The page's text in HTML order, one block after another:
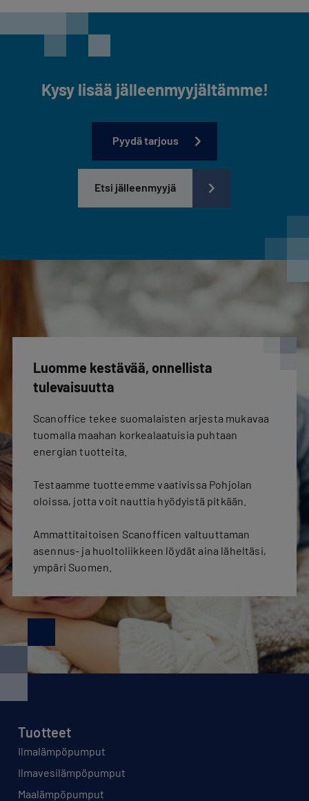
Kysy lisää jälleenmyyjältämme!
Pyydä tarjous
Etsi jälleenmyyjä
Luomme kestävää, onnellista
tulevaisuutta
Scanoffice tekee suomalaisten arjesta mukavaa
tuomalla maahan korkealaatuisia puhtaan
energian tuotteita.
Testaamme tuotteemme vaativissa Pohjolan
oloissa, jotta voit nauttia hyödyistä pitkään.
Ammattitaitoisen Scanofficen valtuuttaman
asennus- ja huoltoliikkeen löydät aina läheltäsi,
ympäri Suomen.
Tuotteet
Ilmalämpöpumput
Ilmavesilämpöpumput
Maalämpöpumput